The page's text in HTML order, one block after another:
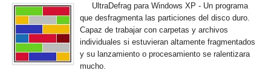
UltraDefrag para Windows XP - Un programa
que desfragmenta las particiones del disco duro.
Capaz de trabajar con carpetas y archivos
individuales si estuvieran altamente fragmentados
y su lanzamiento o procesamiento se ralentizara
mucho.